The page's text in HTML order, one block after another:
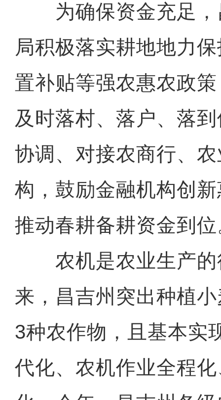
为确保资金充足，
局积极落实耕地地力
置补贴等强农惠农政
及时落村、落户、落
协调、对接农商行、
构，鼓励金融机构创
推动春耕备耕资金到
农机是农业生产的
来，昌吉州突出种植
3种农作物，且基本实
代化、农机作业全程